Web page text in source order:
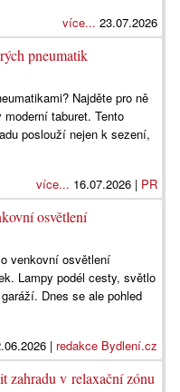
více... 23.07.2026
pneumatik
Najděte pro ně
taburet. Tento
poslouží nejen k sezení,
více... 16.07.2026 | PR
osvětlení
venkovní osvětlení
Lampy podél cesty, světlo
Dnes se ale pohled
| redakce Bydlení.cz
zahradu v relaxační zónu